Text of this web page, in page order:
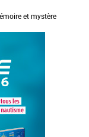
et mystère